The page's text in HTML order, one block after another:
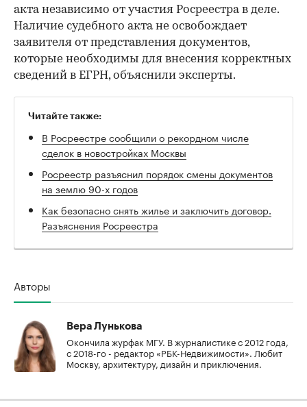
акта независимо от участия Росреестра в деле.
Наличие судебного акта не освобождает
заявителя от представления документов,
которые необходимы для внесения корректных
сведений в ЕГРН, объяснили эксперты.
Читайте также:
В Росреестре сообщили о рекордном числе
сделок в новостройках Москвы
Росреестр разъяснил порядок смены документов
на землю 90-х годов
Как безопасно снять жилье и заключить договор.
Разъяснения Росреестра
Авторы
Вера Лунькова
Окончила журфак МГУ. В журналистике с 2012 года,
с 2018-го - редактор «РБК-Недвижимости». Любит
Москву, архитектуру, дизайн и приключения.